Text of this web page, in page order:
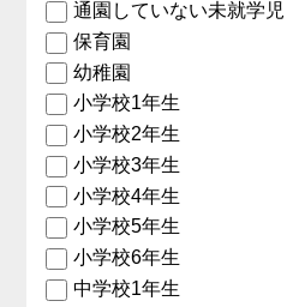
通園していない未就学児
保育園
幼稚園
小学校1年生
小学校2年生
小学校3年生
小学校4年生
小学校5年生
小学校6年生
中学校1年生